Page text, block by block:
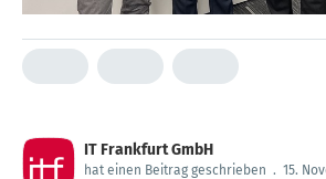
IT Frankfurt GmbH
hat einen Beitrag geschrieben . 15.